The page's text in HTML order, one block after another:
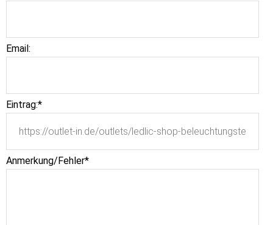
Email:
Eintrag:*
Anmerkung/Fehler*